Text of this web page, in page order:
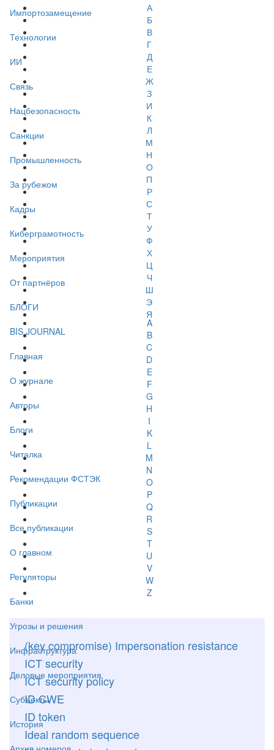
Импортозамещение
Технологии
ИИ
Связь
Нацбезопасность
Санкции
Промышленность
За рубежом
Кадры
Киберграмотность
Мероприятия
От партнёров
БЛОГИ
BIS JOURNAL
Главная
О журнале
Авторы
Блоги
Читалка
Рекомендации ФСТЭК
Публикации
Все публикации
О главном
Регуляторы
Банки
Угрозы и решения
Инфраструктура
Деловые мероприятия
Субъекты
История
А
Б
В
Г
Д
Е
Ж
З
И
К
Л
М
Н
О
П
Р
С
Т
У
Ф
Х
Ц
Ч
Ш
Э
Я
A
B
C
D
E
F
G
H
I
K
L
M
N
O
P
Q
R
S
T
U
V
W
Z
(key compromise) Impersonation resistance
ICT security
ICТ security policy
ID CWE
ID token
Ideal random sequence